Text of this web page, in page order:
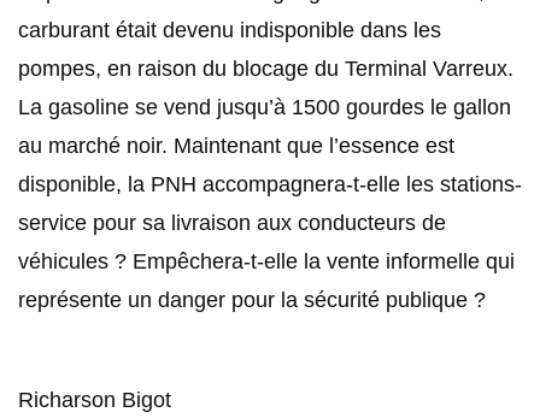
carburant était devenu indisponible dans les
pompes, en raison du blocage du Terminal Varreux.
La gasoline se vend jusqu’à 1500 gourdes le gallon
au marché noir. Maintenant que l’essence est
disponible, la PNH accompagnera-t-elle les stations-
service pour sa livraison aux conducteurs de
véhicules ? Empêchera-t-elle la vente informelle qui
représente un danger pour la sécurité publique ?
Richarson Bigot